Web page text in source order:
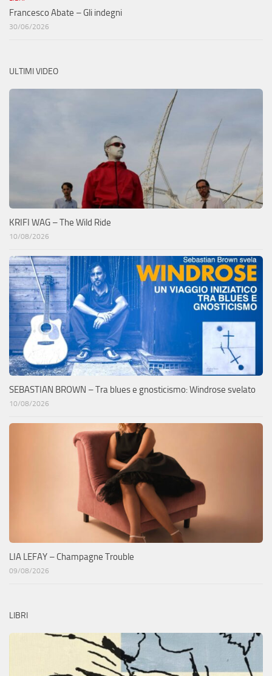
Francesco Abate – Gli indegni
30/06/2026
ULTIMI VIDEO
KRIFI WAG – The Wild Ride
10/08/2026
SEBASTIAN BROWN – Tra blues e gnosticismo: Windrose svelato
10/08/2026
LIA LEFAY – Champagne Trouble
09/08/2026
LIBRI